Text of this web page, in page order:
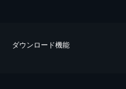
ダウンロード機能